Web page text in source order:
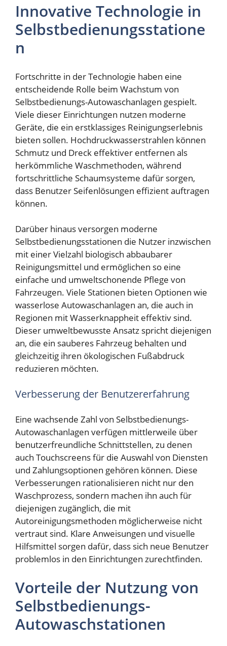
Innovative Technologie in
Selbstbedienungsstatione
n
Fortschritte in der Technologie haben eine
entscheidende Rolle beim Wachstum von
Selbstbedienungs-Autowaschanlagen gespielt.
Viele dieser Einrichtungen nutzen moderne
Geräte, die ein erstklassiges Reinigungserlebnis
bieten sollen. Hochdruckwasserstrahlen können
Schmutz und Dreck effektiver entfernen als
herkömmliche Waschmethoden, während
fortschrittliche Schaumsysteme dafür sorgen,
dass Benutzer Seifenlösungen effizient auftragen
können.
Darüber hinaus versorgen moderne
Selbstbedienungsstationen die Nutzer inzwischen
mit einer Vielzahl biologisch abbaubarer
Reinigungsmittel und ermöglichen so eine
einfache und umweltschonende Pflege von
Fahrzeugen. Viele Stationen bieten Optionen wie
wasserlose Autowaschanlagen an, die auch in
Regionen mit Wasserknappheit effektiv sind.
Dieser umweltbewusste Ansatz spricht diejenigen
an, die ein sauberes Fahrzeug behalten und
gleichzeitig ihren ökologischen Fußabdruck
reduzieren möchten.
Verbesserung der Benutzererfahrung
Eine wachsende Zahl von Selbstbedienungs-
Autowaschanlagen verfügen mittlerweile über
benutzerfreundliche Schnittstellen, zu denen
auch Touchscreens für die Auswahl von Diensten
und Zahlungsoptionen gehören können. Diese
Verbesserungen rationalisieren nicht nur den
Waschprozess, sondern machen ihn auch für
diejenigen zugänglich, die mit
Autoreinigungsmethoden möglicherweise nicht
vertraut sind. Klare Anweisungen und visuelle
Hilfsmittel sorgen dafür, dass sich neue Benutzer
problemlos in den Einrichtungen zurechtfinden.
Vorteile der Nutzung von
Selbstbedienungs-
Autowaschstationen